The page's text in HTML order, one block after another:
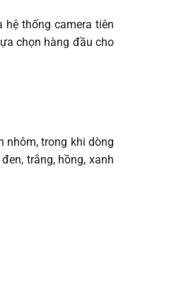
hệ thống camera tiên
chọn hàng đầu cho
nhôm, trong khi dòng
trắng, hồng, xanh